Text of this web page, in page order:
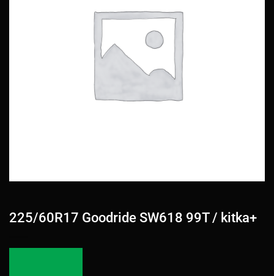
225/60R17 Goodride SW618 99T / kitka+